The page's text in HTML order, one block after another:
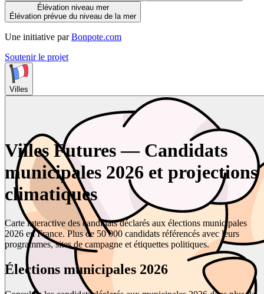
Élévation niveau mer
Élévation prévue du niveau de la mer
Une initiative par Bonpote.com
Soutenir le projet
Villes
Villes Futures — Candidats
municipales 2026 et projections
climatiques
Carte interactive des candidats déclarés aux élections municipales
2026 en France. Plus de 50 000 candidats référencés avec leurs
programmes, sites de campagne et étiquettes politiques.
Élections municipales 2026